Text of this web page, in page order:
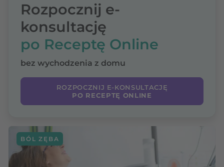
Rozpocznij e-
konsultację
po Receptę Online
bez wychodzenia z domu
ROZPOCZNIJ E-KONSULTACJĘ
PO RECEPTĘ ONLINE
BÓL ZĘBA